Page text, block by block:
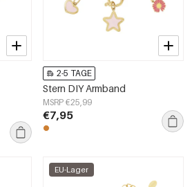
2-5 TAGE
Stern DIY Armband
MSRP €25,99
€7,95
EU-Lager